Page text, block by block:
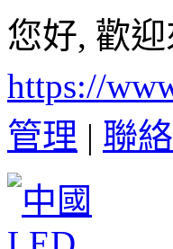
您好, 歡
https://
管理 | 聯